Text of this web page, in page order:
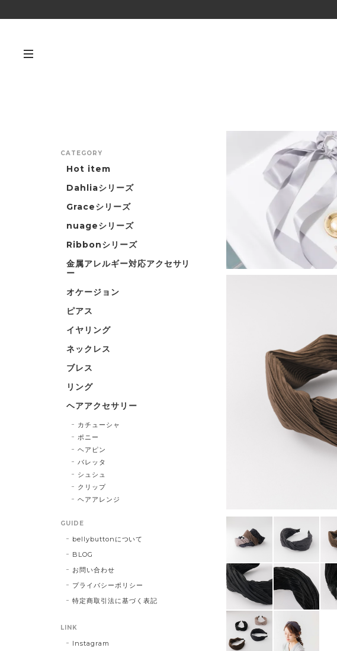
CATEGORY
Hot item
Dahliaシリーズ
Graceシリーズ
nuageシリーズ
Ribbonシリーズ
金属アレルギー対応アクセサリ
ー
オケージョン
ピアス
イヤリング
ネックレス
ブレス
リング
ヘアアクセサリー
カチューシャ
ポニー
ヘアピン
バレッタ
シュシュ
クリップ
ヘアアレンジ
GUIDE
bellybuttonについて
BLOG
お問い合わせ
プライバシーポリシー
特定商取引法に基づく表記
LINK
Instagram